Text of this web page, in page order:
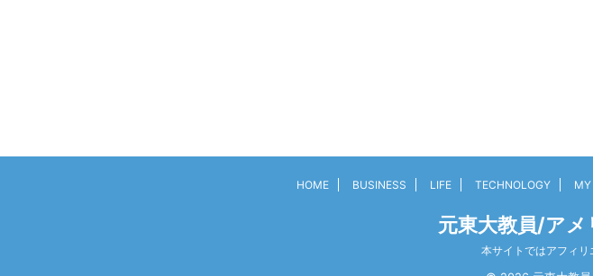
HOME BUSINESS LIFE TECHNOLOGY
元東大教員/アメ
本サイトではアフィ